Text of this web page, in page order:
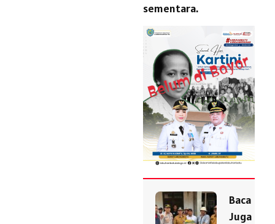
sementara.
Baca
Juga